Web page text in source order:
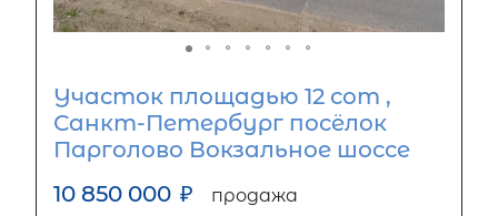
Участок площадью 12 сот ,
Санкт-Петербург посёлок
Парголово Вокзальное шоссе
10 850 000 ₽ продажа